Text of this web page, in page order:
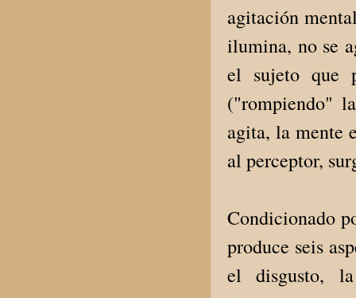
agitación
ilumina, no se
el sujeto que
("rompiendo"
agita, la mente
al perceptor,
Condicionado
produce seis
el disgusto,